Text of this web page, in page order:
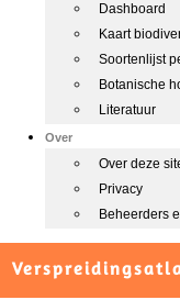
Dashboard
Kaart
Soortenlijst
Botanische
Literatuur
Over
Over deze
Privacy
Beheerders